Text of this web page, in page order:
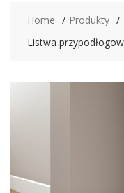
Home
Produkty
Listwa